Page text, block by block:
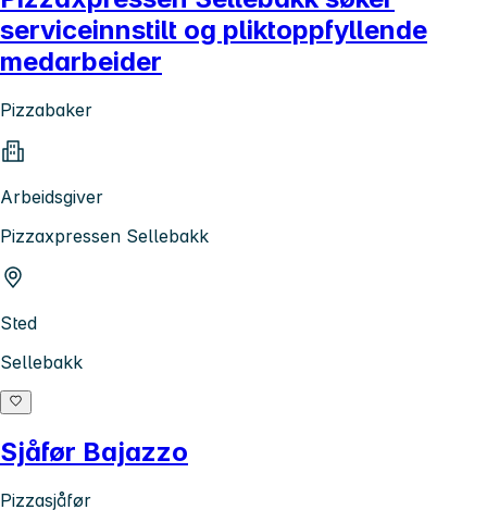
serviceinnstilt og pliktoppfyllende
medarbeider
Pizzabaker
Arbeidsgiver
Pizzaxpressen Sellebakk
Sted
Sellebakk
Sjåfør Bajazzo
Pizzasjåfør